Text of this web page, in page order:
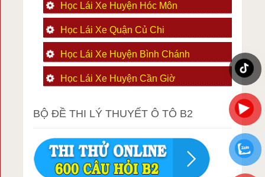
Học Lái Xe Huyện Hóc Môn
Học Lái Xe Quận Củ Chi
Học Lái Xe Huyện Bình Chánh
Học Lái Xe Huyện Cần Giờ
BỘ ĐỀ THI LÝ THUYẾT Ô TÔ B2